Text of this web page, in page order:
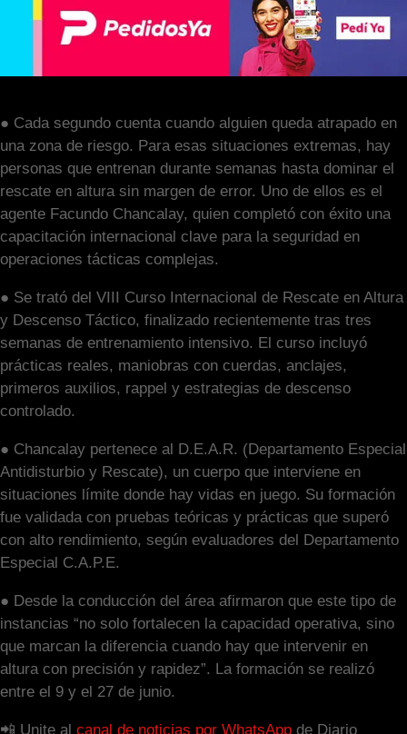
● Cada segundo cuenta cuando alguien queda atrapado en
una zona de riesgo. Para esas situaciones extremas, hay
personas que entrenan durante semanas hasta dominar el
rescate en altura sin margen de error. Uno de ellos es el
agente Facundo Chancalay, quien completó con éxito una
capacitación internacional clave para la seguridad en
operaciones tácticas complejas.
● Se trató del VIII Curso Internacional de Rescate en Altura
y Descenso Táctico, finalizado recientemente tras tres
semanas de entrenamiento intensivo. El curso incluyó
prácticas reales, maniobras con cuerdas, anclajes,
primeros auxilios, rappel y estrategias de descenso
controlado.
● Chancalay pertenece al D.E.A.R. (Departamento Especial
Antidisturbio y Rescate), un cuerpo que interviene en
situaciones límite donde hay vidas en juego. Su formación
fue validada con pruebas teóricas y prácticas que superó
con alto rendimiento, según evaluadores del Departamento
Especial C.A.P.E.
● Desde la conducción del área afirmaron que este tipo de
instancias “no solo fortalecen la capacidad operativa, sino
que marcan la diferencia cuando hay que intervenir en
altura con precisión y rapidez”. La formación se realizó
entre el 9 y el 27 de junio.
📲 Unite al canal de noticias por WhatsApp de Diario